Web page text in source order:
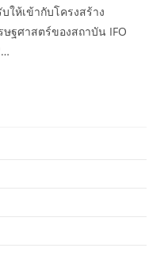
ให้เข้ากับโครงสร้าง
ษฐศาสตร์ของสถาบัน IFO